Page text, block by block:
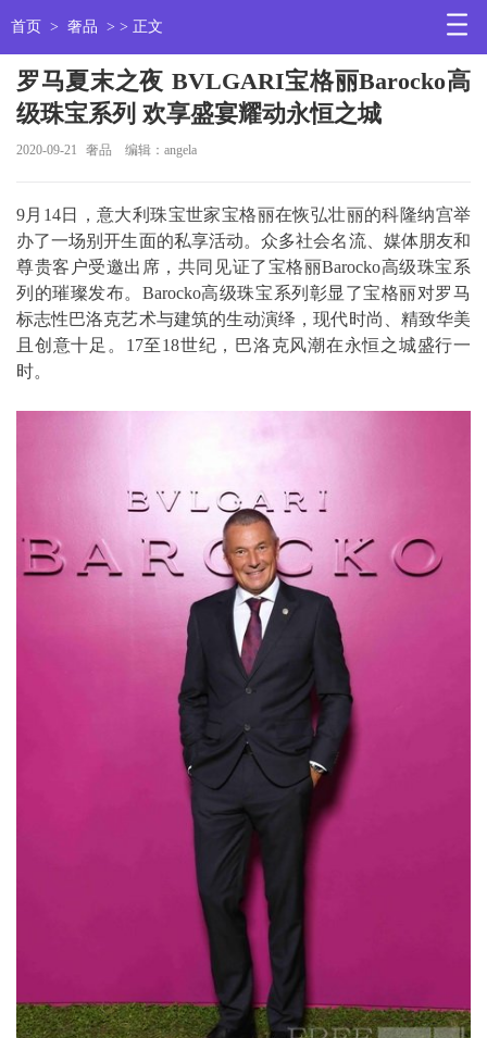
首页 > 奢品 > > 正文
罗马夏末之夜 BVLGARI宝格丽Barocko高
级珠宝系列 欢享盛宴耀动永恒之城
2020-09-21 奢品 编辑：angela
9月14日，意大利珠宝世家宝格丽在恢弘壮丽的科隆纳宫举
办了一场别开生面的私享活动。众多社会名流、媒体朋友和
尊贵客户受邀出席，共同见证了宝格丽Barocko高级珠宝系
列的璀璨发布。Barocko高级珠宝系列彰显了宝格丽对罗马
标志性巴洛克艺术与建筑的生动演绎，现代时尚、精致华美
且创意十足。17至18世纪，巴洛克风潮在永恒之城盛行一
时。